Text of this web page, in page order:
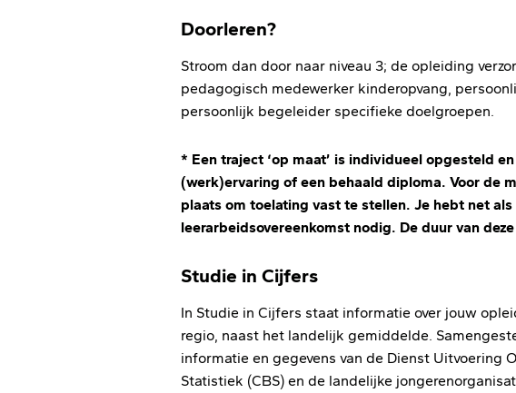
Doorleren?
Stroom dan door naar niveau 3; de opleiding
pedagogisch medewerker kinderopvang,
persoonlijk begeleider specifieke doelgroepen.
* Een traject ‘op maat’ is individueel opgesteld
(werk)ervaring of een behaald diploma. Voor de
plaats om toelating vast te stellen. Je hebt net
leerarbeidsovereenkomst nodig. De duur van
Studie in Cijfers
In Studie in Cijfers staat informatie over jouw
regio, naast het landelijk gemiddelde.
informatie en gegevens van de Dienst Uitvoering
Statistiek (CBS) en de landelijke